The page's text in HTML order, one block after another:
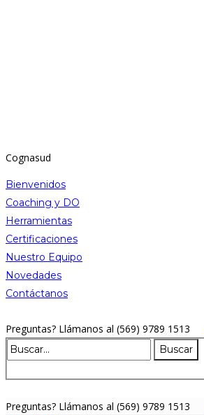
Cognasud
Bienvenidos
Coaching y DO
Herramientas
Certificaciones
Nuestro Equipo
Novedades
Contáctanos
Preguntas? Llámanos al (569) 9789 1513
Preguntas? Llámanos al (569) 9789 1513